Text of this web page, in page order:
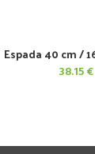
AÑADIR AL
Espada 40 cm /
38.15€